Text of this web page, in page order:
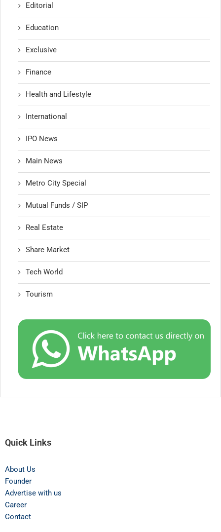
Editorial
Education
Exclusive
Finance
Health and Lifestyle
International
IPO News
Main News
Metro City Special
Mutual Funds / SIP
Real Estate
Share Market
Tech World
Tourism
Quick Links
About Us
Founder
Advertise with us
Career
Contact